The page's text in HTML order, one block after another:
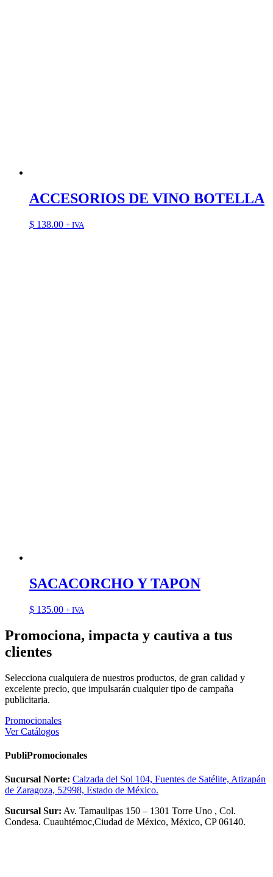
ACCESORIOS DE VINO BOTELLA
$ 138.00 + IVA
SACACORCHO Y TAPON
$ 135.00 + IVA
Promociona, impacta y cautiva a tus
clientes
Selecciona cualquiera de nuestros productos, de gran calidad y
excelente precio, que impulsarán cualquier tipo de campaña
publicitaria.
Promocionales
Ver Catálogos
PubliPromocionales
Sucursal Norte: Calzada del Sol 104, Fuentes de Satélite, Atizapán
de Zaragoza, 52998, Estado de México.
Sucursal Sur: Av. Tamaulipas 150 – 1301 Torre Uno , Col.
Condesa. Cuauhtémoc,Ciudad de México, México, CP 06140.